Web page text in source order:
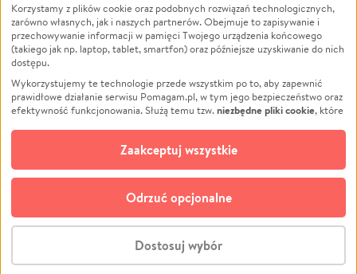
Stwórz zbiórkę - za darmo
Zwierzęta
Pożar
Ukraina
Pomoc Finansowa
Projekty
Pogrzeb
Społeczność lokalna
Kultura
Powódź
Wichura
NGO
Edukacja
Podróż
Impreza
Ochrona środowiska
Biznes
© CROWDING SP. Z O.O.
Korzystamy z plików cookie oraz podobnych rozwiązań technologicznych,
zarówno własnych, jak i naszych partnerów. Obejmuje to zapisywanie i
przechowywanie informacji w pamięci Twojego urządzenia końcowego
(takiego jak np. laptop, tablet, smartfon) oraz późniejsze uzyskiwanie do nich
dostępu.
Wykorzystujemy te technologie przede wszystkim po to, aby zapewnić
prawidłowe działanie serwisu Pomagam.pl, w tym jego bezpieczeństwo oraz
efektywność funkcjonowania. Służą temu tzw.niezbędne pliki cookie, które
opcjonalnych plików cookie
technologii do celów analitycznych i retargetingowych. Możesz wyrazić
zgodę na ich stosowanie lub jej odmówić. W dowolnym momencie masz
możliwość zmiany swoich preferencji na stronie „Zarządzaj zgodami cookie”,
do której link znajdziesz w stopce serwisu Pomagam.pl. Opcjonalne pliki
cookie wykorzystywane są w następujących celach:
działanie serwisu Pomagam.pl. Dzięki nim możemy zrozumieć, jak
użytkownicy korzystają z naszego serwisu – skąd trafiają do serwisu, jak
Dostosuj wybór
Odrzuć opcjonalne
Zaakceptuj wszystkie